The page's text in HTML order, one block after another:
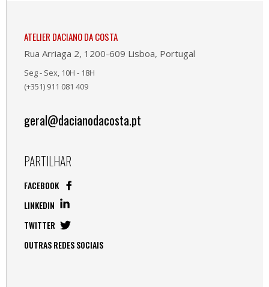
ATELIER DACIANO DA COSTA
Rua Arriaga 2, 1200-609 Lisboa, Portugal
Seg - Sex, 10H - 18H
(+351) 911 081 409
geral@dacianodacosta.pt
PARTILHAR
FACEBOOK
LINKEDIN
TWITTER
OUTRAS REDES SOCIAIS